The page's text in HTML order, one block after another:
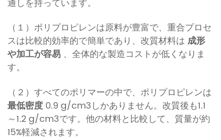
通しを持っています。
（１）ポリプロピレンは原料が豊富で、重合プロセ
スは比較的効率的で簡単であり、改質材料は 成形
や加工が容易 、全体的な製造コストが低くなりま
す。
（２）すべてのポリマーの中で、ポリプロピレンは
最低密度 0.9 g/cm3しかありません。改質後も1.1
～1.2 g/cm3です。他の材料と比較して、質量が約
15%軽減されます。